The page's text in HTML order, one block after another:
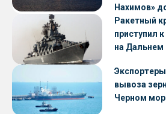
Нахимов»
Ракетный
приступил
на Дальнем
вывоза
Черном